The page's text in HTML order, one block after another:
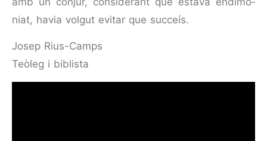
niat, havia volgut evitar que succeís.
Josep Rius-Camps
Teòleg i biblista